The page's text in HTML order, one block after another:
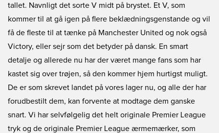
tallet. Navnligt det sorte V midt på brystet. Et V, som
kommer til at gå igen på flere beklædningsgenstande og vil
få de fleste til at tænke på Manchester United og nok også
Victory, eller sejr som det betyder på dansk. En smart
detalje og allerede nu har der været mange fans som har
kastet sig over trøjen, så den kommer hjem hurtigst muligt.
De er som skrevet landet på vores lager nu, og alle der har
forudbestilt dem, kan forvente at modtage dem ganske
snart. Vi har selvfølgelig det helt originale Premier League
tryk og de originale Premier League ærmemærker, som